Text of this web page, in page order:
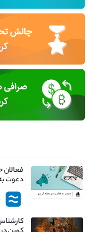
فعالان
دعوت